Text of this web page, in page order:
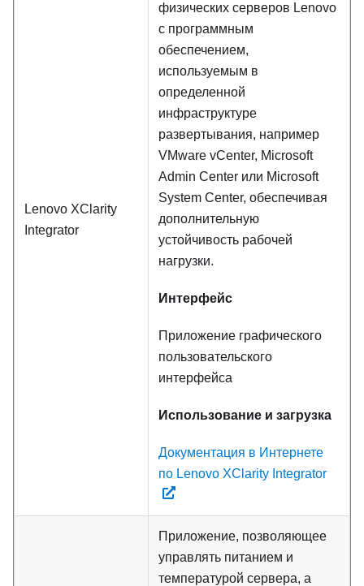
Lenovo XClarity
Integrator
физических серверов Lenovo
с программным
обеспечением,
используемым в
определенной
инфраструктуре
развертывания, например
VMware vCenter, Microsoft
Admin Center или Microsoft
System Center, обеспечивая
дополнительную
устойчивость рабочей
нагрузки.
Интерфейс
Приложение графического
пользовательского
интерфейса
Использование и загрузка
Документация в Интернете
по Lenovo XClarity Integrator
Приложение, позволяющее
управлять питанием и
температурой сервера, а